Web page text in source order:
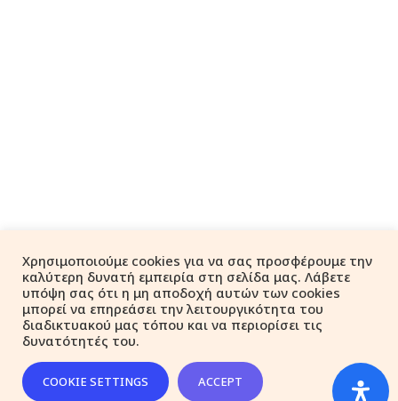
Χρησιμοποιούμε cookies για να σας προσφέρουμε την
καλύτερη δυνατή εμπειρία στη σελίδα μας. Λάβετε
υπόψη σας ότι η μη αποδοχή αυτών των cookies
μπορεί να επηρεάσει την λειτουργικότητα του
διαδικτυακού μας τόπου και να περιορίσει τις
δυνατότητές του.
COOKIE SETTINGS ACCEPT